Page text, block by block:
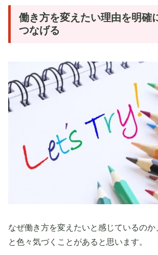
働き方を変えたい理由を明確
つなげる
なぜ働き方を変えたいと感じているのか
と色々気づくことがあると思います。